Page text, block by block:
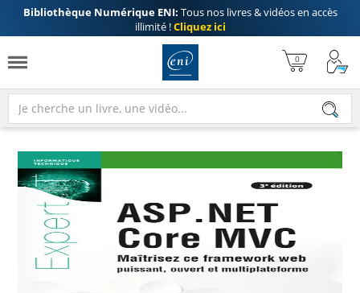
Bibliothèque Numérique ENI: Tous nos livres & vidéos en accès
illimité !Cliquez ici